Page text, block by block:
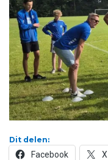
Dit delen:
Facebook X